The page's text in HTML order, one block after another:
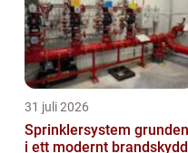
31 juli 2026
Sprinklersystem grunden
i ett modernt brandskydd